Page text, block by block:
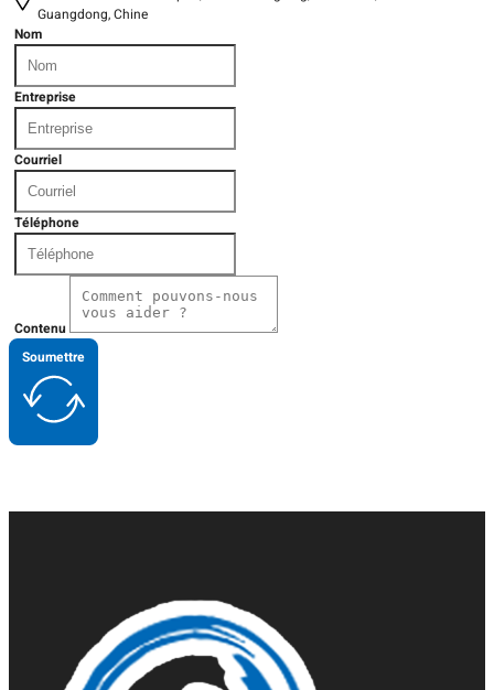
Guangdong, Chine
Nom
Entreprise
Courriel
Téléphone
Contenu
Soumettre